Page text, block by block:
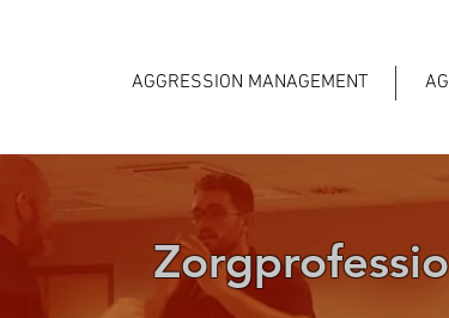
AGGRESSION MANAGEMENT